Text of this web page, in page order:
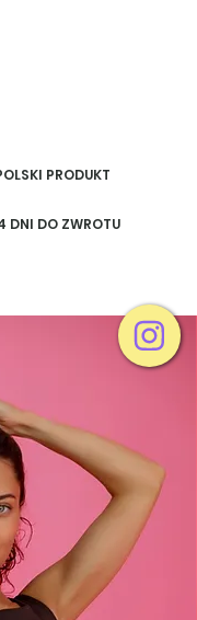
DNI DO ZWROTU
PRODUKT